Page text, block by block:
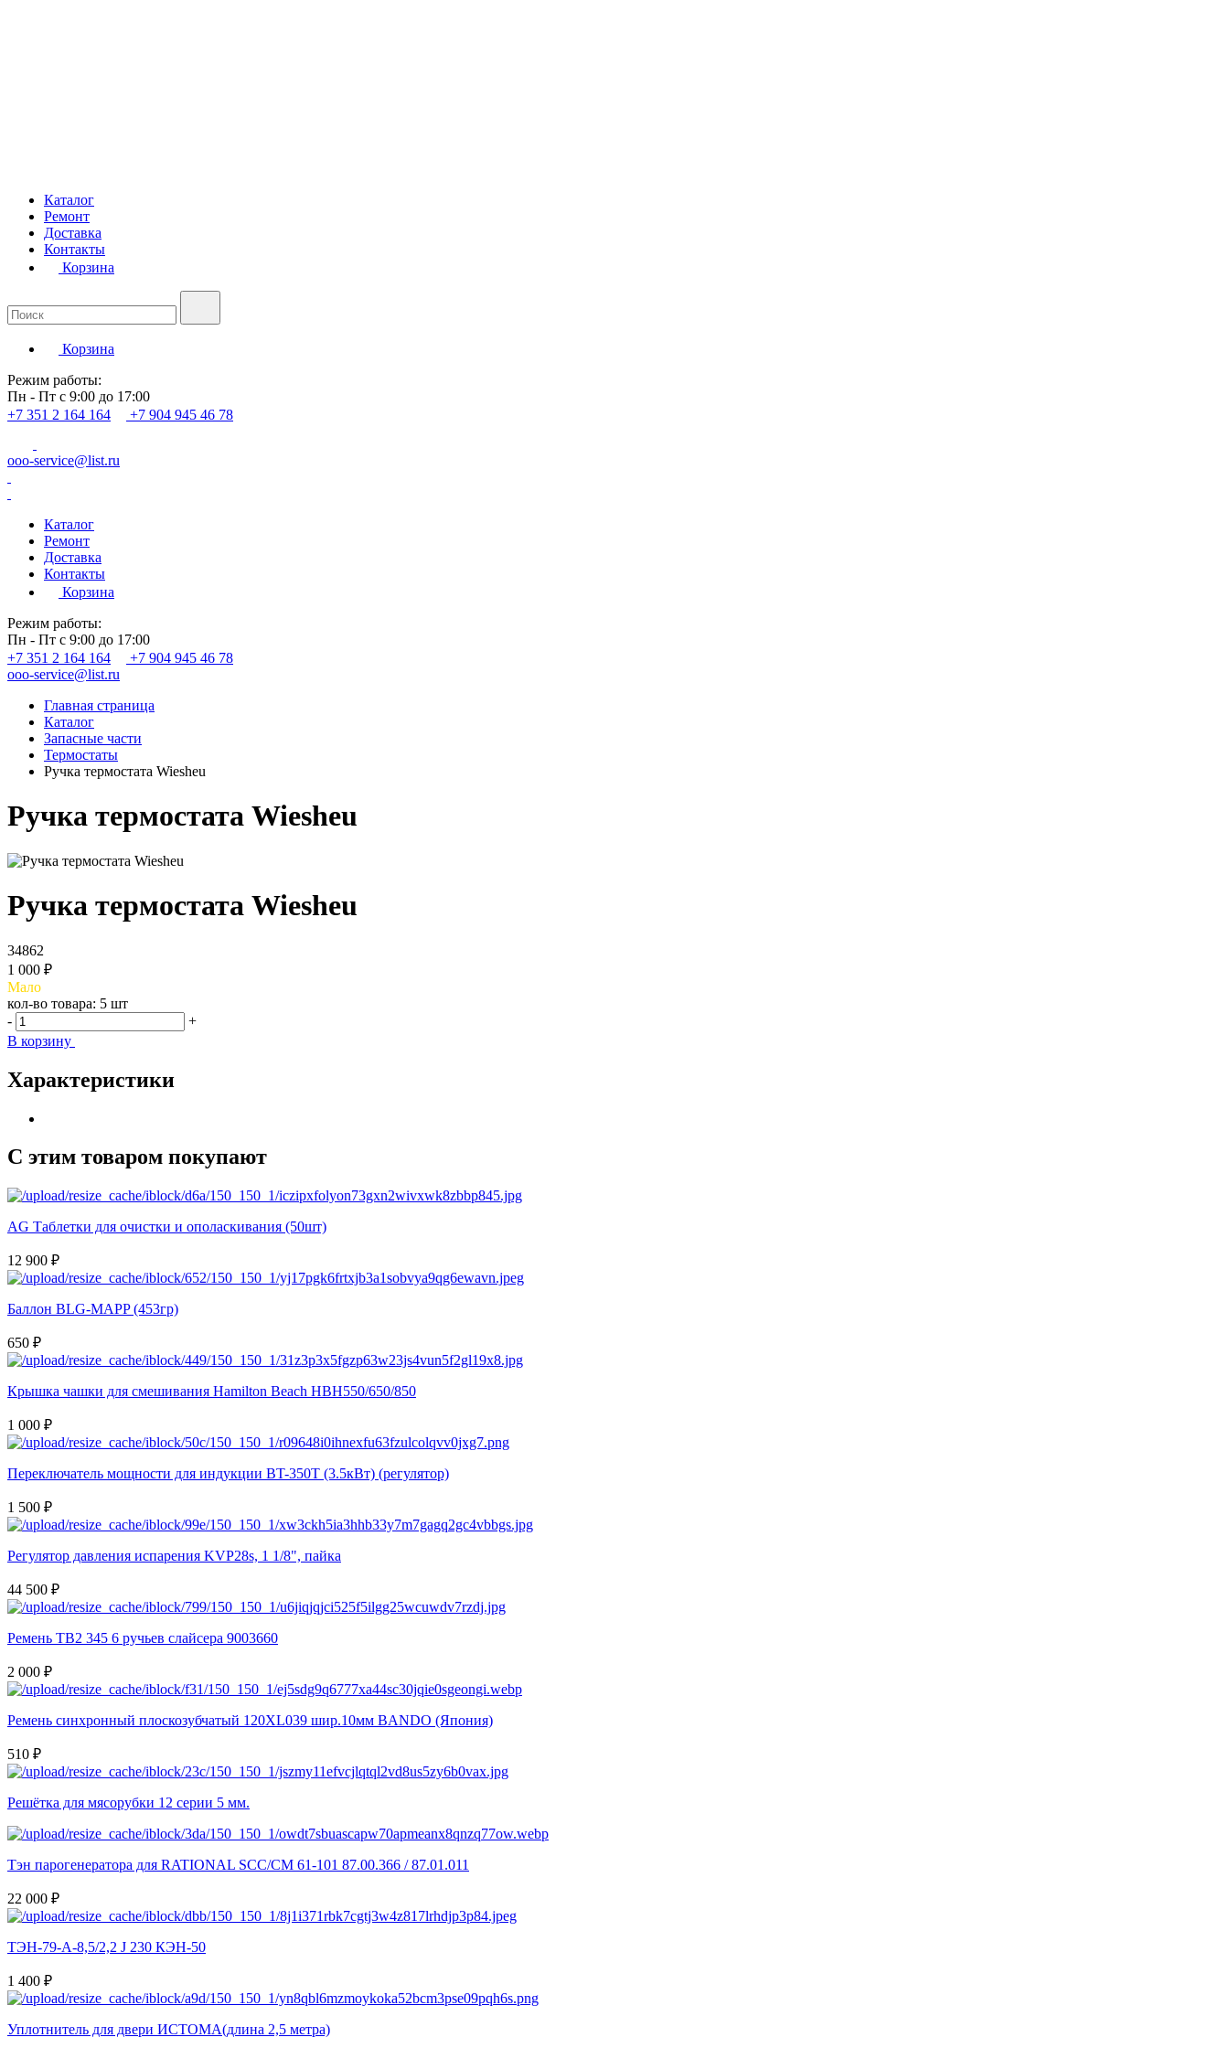
Каталог
Ремонт
Доставка
Контакты
Корзина
Корзина
Режим работы:
Пн - Пт с 9:00 до 17:00
+7 351 2 164 164
+7 904 945 46 78
ooo-service@list.ru
Каталог
Ремонт
Доставка
Контакты
Корзина
Режим работы:
Пн - Пт с 9:00 до 17:00
+7 351 2 164 164
+7 904 945 46 78
ooo-service@list.ru
Главная страница
Каталог
Запасные части
Термостаты
Ручка термостата Wiesheu
Ручка термостата Wiesheu
Ручка термостата Wiesheu
34862
1 000 ₽
Мало
кол-во товара: 5 шт
-
+
В корзину
Характеристики
С этим товаром покупают
AG Таблетки для очистки и ополаскивания (50шт)
12 900 ₽
Баллон BLG-MAPP (453гр)
650 ₽
Крышка чашки для смешивания Hamilton Beach HBH550/650/850
1 000 ₽
Переключатель мощности для индукции BT-350T (3.5кВт) (регулятор)
1 500 ₽
Регулятор давления испарения KVP28s, 1 1/8", пайка
44 500 ₽
Ремень TB2 345 6 ручьев слайсера 9003660
2 000 ₽
Ремень синхронный плоскозубчатый 120XL039 шир.10мм BANDO (Япония)
510 ₽
Решётка для мясорубки 12 серии 5 мм.
Тэн парогенератора для RATIONAL SCC/CM 61-101 87.00.366 / 87.01.011
22 000 ₽
ТЭН-79-А-8,5/2,2 J 230 КЭН-50
1 400 ₽
Уплотнитель для двери ИСТОМА(длина 2,5 метра)